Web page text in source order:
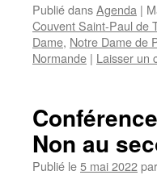
Publié dansAgenda |
Couvent Saint-Paul de
Dame, Notre Dame de
Normande | Laisser un
Non au
Publié le5 mai 2022par